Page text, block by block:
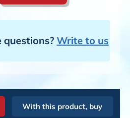
questions? Write to us
With this product, buy